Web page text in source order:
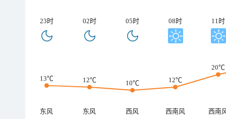
23时 02时 05时 08时 11时
13℃ 12℃ 10℃ 12℃
20℃
东风 东风 西风 西南风
西南